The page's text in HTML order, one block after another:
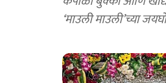
‘माउली माउली’च्या